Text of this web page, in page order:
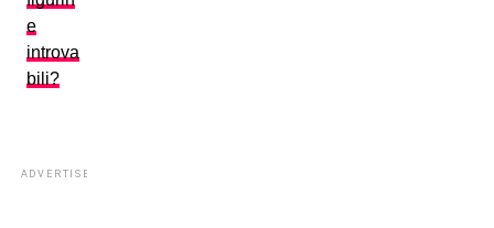
e
introva
bili?
ADVERTISEMENT